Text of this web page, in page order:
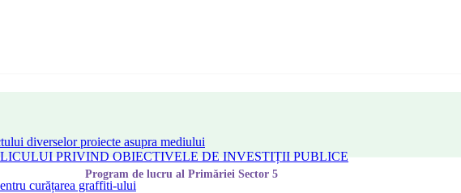
diverselor proiecte asupra mediului
PRIVIND OBIECTIVELE DE INVESTIȚII PUBLICE
curățarea graffiti-ului
Program de lucru al Primăriei Sector 5